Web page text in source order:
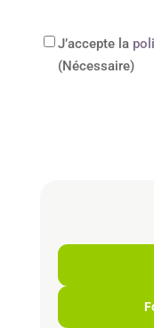
RGPD(Nécessaire)
J’accepte la
(Nécessaire)